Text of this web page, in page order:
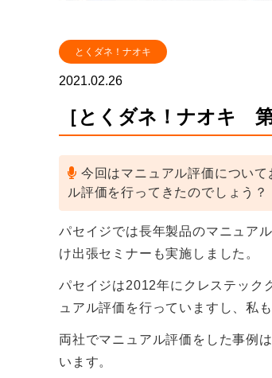
とくダネ！ナオキ
2021.02.26
［とくダネ！ナオキ
今回はマニュアル評価につい
ル評価を行ってきたのでしょう？
パセイジでは長年製品のマニュア
け出張セミナーも実施しました。
パセイジは2012年にクレステック
ュアル評価を行っていますし、私
両社でマニュアル評価をした事例
います。